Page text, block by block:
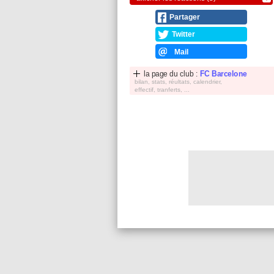
Partager
Twitter
Mail
la page du club : FC Barcelone
bilan, stats, réultats, calendrier,
effectif, tranferts, ...